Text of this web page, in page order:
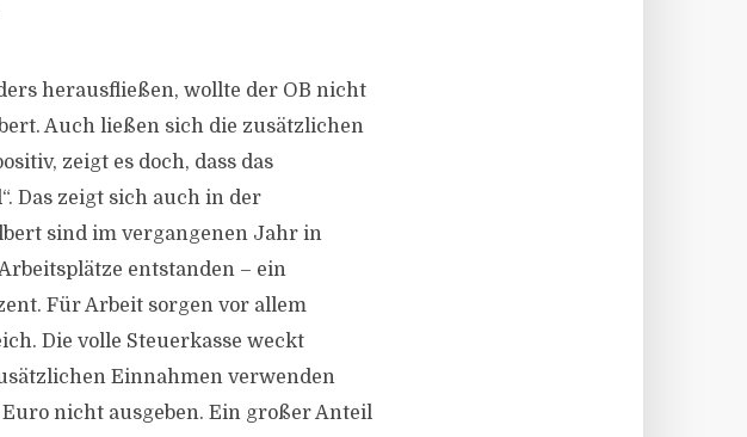
herausfließen, wollte der OB nicht
Auch ließen sich die zusätzlichen
zeigt es doch, dass das
Das zeigt sich auch in der
sind im vergangenen Jahr in
entstanden – ein
Für Arbeit sorgen vor allem
Die volle Steuerkasse weckt
Einnahmen verwenden
nicht ausgeben. Ein großer Anteil